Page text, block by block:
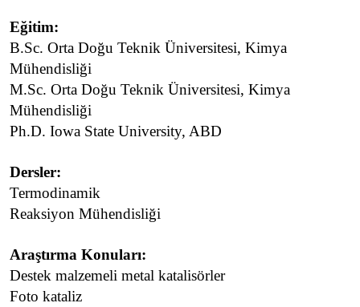
Eğitim:
B.Sc. Orta Doğu Teknik Üniversitesi, Kimya
Mühendisliği
M.Sc. Orta Doğu Teknik Üniversitesi, Kimya
Mühendisliği
Ph.D. Iowa State University, ABD
Dersler:
Termodinamik
Reaksiyon Mühendisliği
Araştırma Konuları:
Destek malzemeli metal katalisörler
Foto kataliz